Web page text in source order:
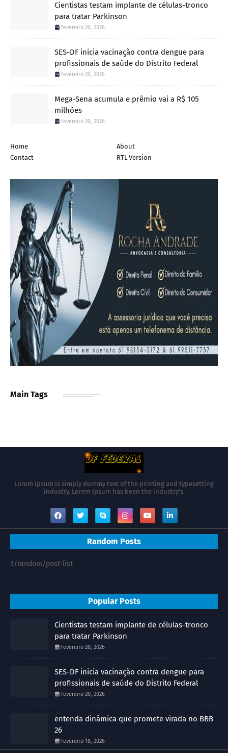
Cientistas testam implante de células-tronco
para tratar Parkinson
fevereiro 20, 2026
SES-DF inicia vacinação contra dengue para
profissionais de saúde do Distrito Federal
fevereiro 20, 2026
Mega-Sena acumula e prêmio vai a R$ 105
milhões
fevereiro 20, 2026
Home
About
Contact
RTL Version
Main Tags
Lorem Ipsum is simply dummy text of the printing and typesetting
industry. Lorem Ipsum has been the industry's.
Random Posts
3/random/post-list
Popular Posts
Cientistas testam implante de células-tronco
para tratar Parkinson
fevereiro 20, 2026
SES-DF inicia vacinação contra dengue para
profissionais de saúde do Distrito Federal
fevereiro 20, 2026
entenda dinâmica que promete virada no BBB
26
fevereiro 18, 2026